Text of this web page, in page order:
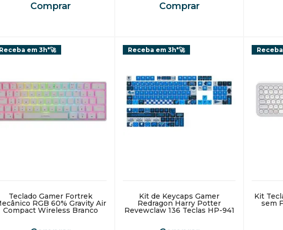
Comprar Comprar
Receba em 3h*🚀
Teclado Gamer Fortrek
RGB 60% Gravity Air
Compact Wireless Branco
Receba em 3h*🚀
Kit de Keycaps Gamer
Redragon Harry Potter
Revewclaw 136 Teclas HP-941
Kit
sem